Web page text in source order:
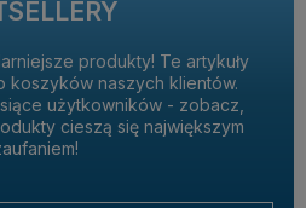
produkty! Te artykuły
koszyków naszych klientów.
użytkowników - zobacz,
cieszą się największym